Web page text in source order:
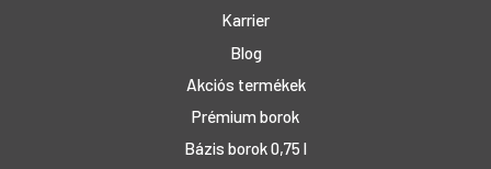
Karrier
Blog
Akciós termékek
Prémium borok
Bázis borok 0,75 l